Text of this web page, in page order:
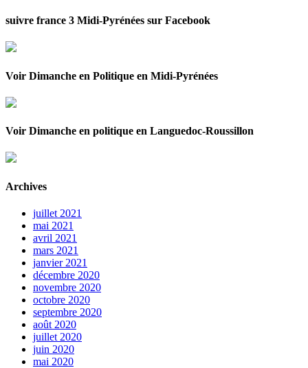
suivre france 3 Midi-Pyrénées sur Facebook
Voir Dimanche en Politique en Midi-Pyrénées
Voir Dimanche en politique en Languedoc-Roussillon
Archives
juillet 2021
mai 2021
avril 2021
mars 2021
janvier 2021
décembre 2020
novembre 2020
octobre 2020
septembre 2020
août 2020
juillet 2020
juin 2020
mai 2020